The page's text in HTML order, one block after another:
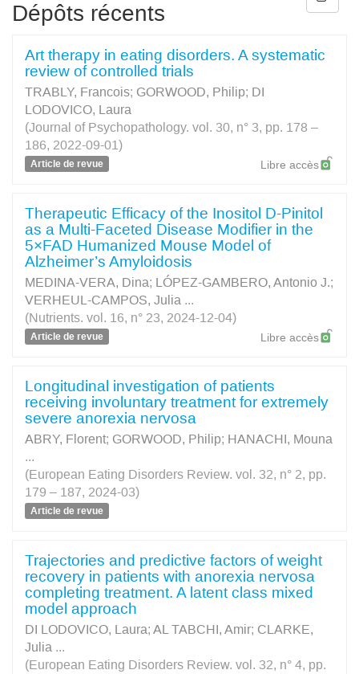
Dépôts récents
Art therapy in eating disorders. A systematic
review of controlled trials
TRABLY, Francois; GORWOOD, Philip; DI
LODOVICO, Laura
(Journal of Psychopathology. vol. 30, n° 3, pp. 178 –
186, 2022-09-01)
Article de revue Libre accès
Therapeutic Efficacy of the Inositol D-Pinitol
as a Multi-Faceted Disease Modifier in the
5×FAD Humanized Mouse Model of
Alzheimer’s Amyloidosis
MEDINA-VERA, Dina; LÓPEZ-GAMBERO, Antonio J.;
VERHEUL-CAMPOS, Julia ...
(Nutrients. vol. 16, n° 23, 2024-12-04)
Article de revue Libre accès
Longitudinal investigation of patients
receiving involuntary treatment for extremely
severe anorexia nervosa
ABRY, Florent; GORWOOD, Philip; HANACHI, Mouna
...
(European Eating Disorders Review. vol. 32, n° 2, pp.
179 – 187, 2024-03)
Article de revue
Trajectories and predictive factors of weight
recovery in patients with anorexia nervosa
completing treatment. A latent class mixed
model approach
DI LODOVICO, Laura; AL TABCHI, Amir; CLARKE,
Julia ...
(European Eating Disorders Review. vol. 32, n° 4, pp.